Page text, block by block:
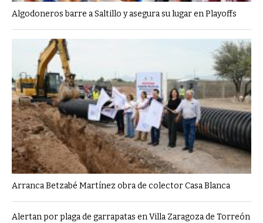
Algodoneros barre a Saltillo y asegura su lugar en Playoffs
Arranca Betzabé Martínez obra de colector Casa Blanca
Alertan por plaga de garrapatas en Villa Zaragoza de Torreón